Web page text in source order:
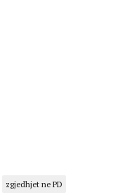
zgjedhjet ne PD